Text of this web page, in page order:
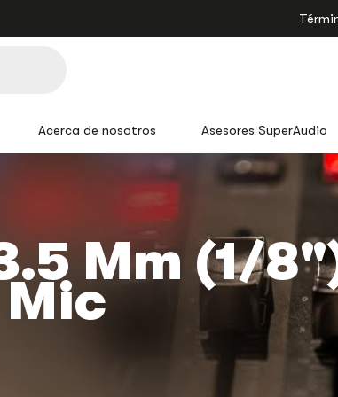
Acerca de nosotros Asesores SuperAudio
Mm (1/